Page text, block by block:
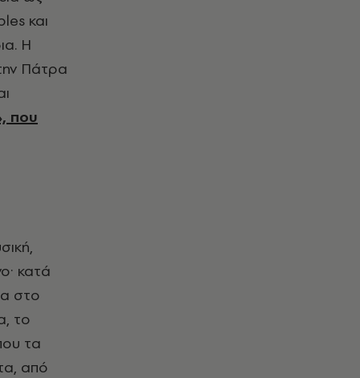
και
Η
Πάτρα
που
κατά
στο
το
τα
από